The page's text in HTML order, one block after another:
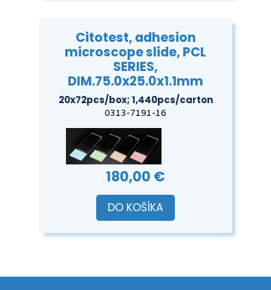
Citotest, adhesion
microscope slide, PCL
SERIES,
DIM.75.0x25.0x1.1mm
20x72pcs/box; 1,440pcs/carton
0313-7191-16
180,00 €
DO KOŠÍKA